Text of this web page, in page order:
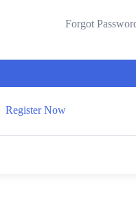
Forgot
Register Now